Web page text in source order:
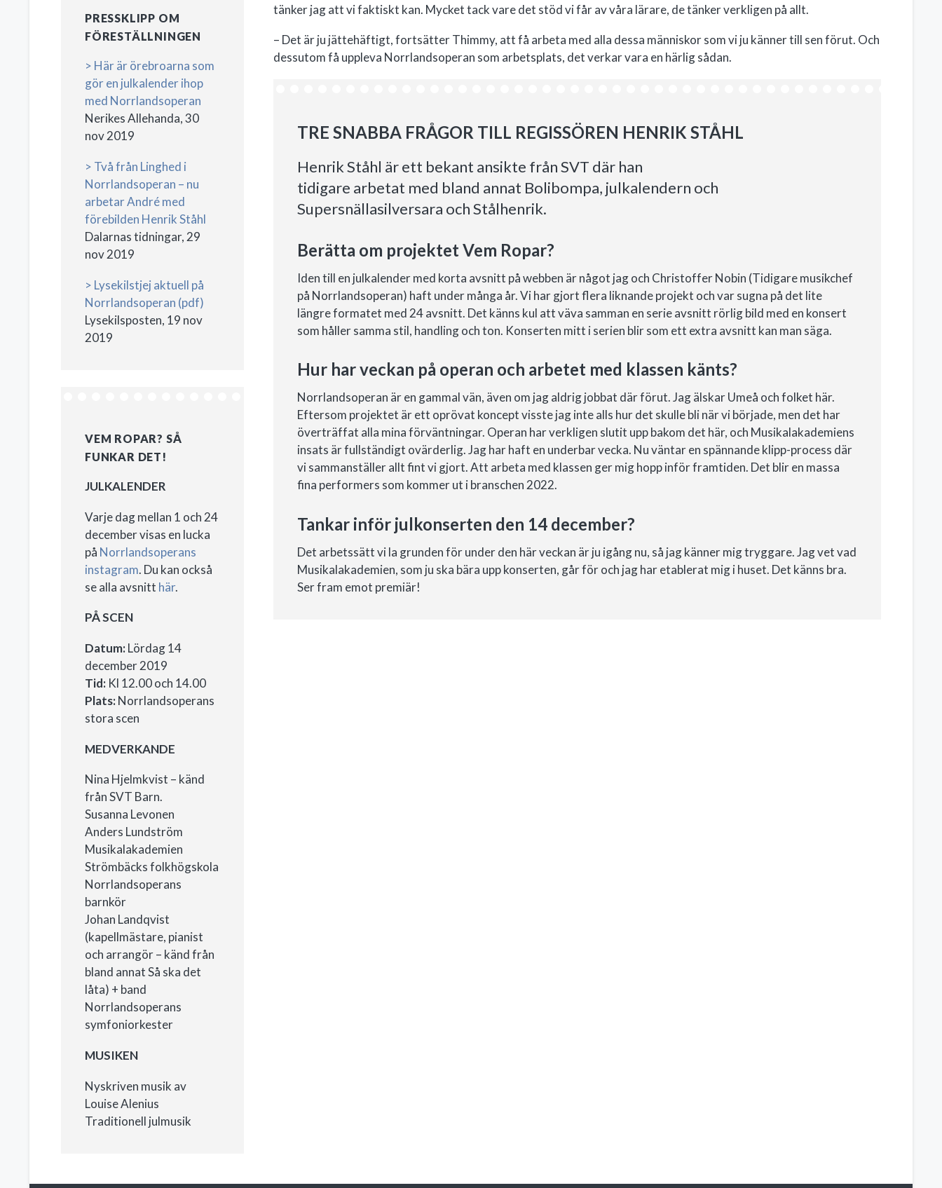
PRESSKLIPP OM
FÖRESTÄLLNINGEN
> Här är örebroarna som
gör en julkalender ihop
med Norrlandsoperan
Nerikes Allehanda, 30
nov 2019
> Två från Linghed i
Norrlandsoperan – nu
arbetar André med
förebilden Henrik Ståhl
Dalarnas tidningar, 29
nov 2019
> Lysekilstjej aktuell på
Norrlandsoperan (pdf)
Lysekilsposten, 19 nov
2019
VEM ROPAR? SÅ
FUNKAR DET!
JULKALENDER
Varje dag mellan 1 och 24
december visas en lucka
på Norrlandsoperans
instagram. Du kan också
se alla avsnitt här.
PÅ SCEN
Datum:Lördag 14
december 2019
Tid: Kl 12.00 och 14.00
Plats:Norrlandsoperans
stora scen
MEDVERKANDE
Nina Hjelmkvist – känd
från SVT Barn.
Susanna Levonen
Anders Lundström
Musikalakademien
Strömbäcks folkhögskola
Norrlandsoperans
barnkör
Johan Landqvist
(kapellmästare, pianist
och arrangör – känd från
bland annat Så ska det
låta) + band
Norrlandsoperans
symfoniorkester
MUSIKEN
Nyskriven musik av
Louise Alenius
Traditionell julmusik
tänker jag att vi faktiskt kan. Mycket tack vare det stöd vi får av våra lärare, de tänker verkligen på allt.
– Det är ju jättehäftigt, fortsätter Thimmy, att få arbeta med alla dessa människor som vi ju känner till sen förut. Och
dessutom få uppleva Norrlandsoperan som arbetsplats, det verkar vara en härlig sådan.
TRE SNABBA FRÅGOR TILL REGISSÖREN HENRIK STÅHL
Henrik Ståhl är ett bekant ansikte från SVT där han
tidigare arbetat med bland annat Bolibompa, julkalendern och
Supersnällasilversara och Stålhenrik.
Berätta om projektet Vem Ropar?
Iden till en julkalender med korta avsnitt på webben är något jag och Christoffer Nobin (Tidigare musikchef
på Norrlandsoperan) haft under många år. Vi har gjort flera liknande projekt och var sugna på det lite
längre formatet med 24 avsnitt. Det känns kul att väva samman en serie avsnitt rörlig bild med en konsert
som håller samma stil, handling och ton. Konserten mitt i serien blir som ett extra avsnitt kan man säga.
Hur har veckan på operan och arbetet med klassen känts?
Norrlandsoperan är en gammal vän, även om jag aldrig jobbat där förut. Jag älskar Umeå och folket här.
Eftersom projektet är ett oprövat koncept visste jag inte alls hur det skulle bli när vi började, men det har
överträffat alla mina förväntningar. Operan har verkligen slutit upp bakom det här, och Musikalakademiens
insats är fullständigt ovärderlig. Jag har haft en underbar vecka. Nu väntar en spännande klipp-process där
vi sammanställer allt fint vi gjort. Att arbeta med klassen ger mig hopp inför framtiden. Det blir en massa
fina performers som kommer ut i branschen 2022.
Tankar inför julkonserten den 14 december?
Det arbetssätt vi la grunden för under den här veckan är ju igång nu, så jag känner mig tryggare. Jag vet vad
Musikalakademien, som ju ska bära upp konserten, går för och jag har etablerat mig i huset. Det känns bra.
Ser fram emot premiär!